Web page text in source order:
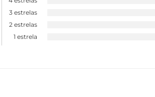
3 estrelas
2 estrelas
1 estrela